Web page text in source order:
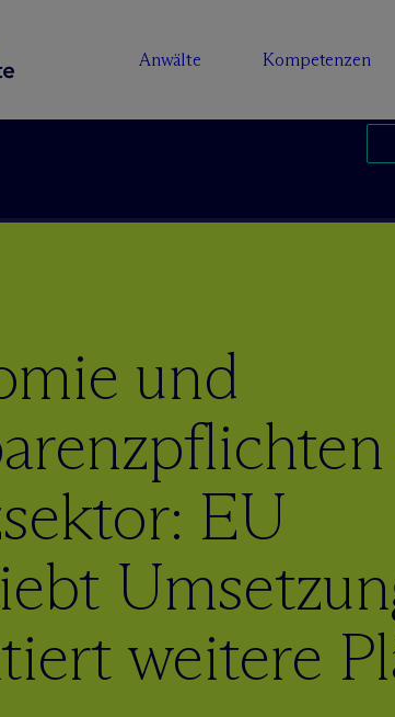
Anwälte Kompetenzen
und
EU
weitere